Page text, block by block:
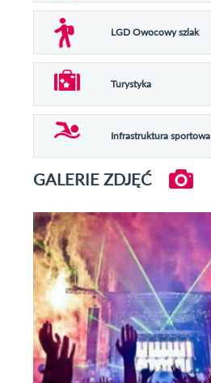
LGD Owocowy szlak
Turystyka
Infrastruktura sportowa
GALERIE ZDJĘĆ